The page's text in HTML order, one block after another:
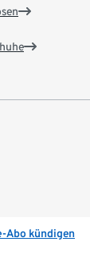
Abo kündigen